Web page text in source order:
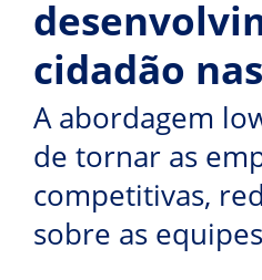
cidadão
A abordagem
de tornar as
competitivas,
sobre as